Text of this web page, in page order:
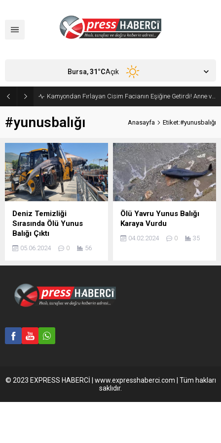
Kamyondan Fırlayan Cisim Facianın Eşiğine Getirdi! Anne ve Bebeği Son Anda Kurtuldu
Bursa,31°CAçık
#yunusbalığı Anasayfa Etiket:#yunusbalığı
Deniz Temizliği
Sırasında Ölü Yunus
Balığı Çıktı
05.06.2024 0 56
Ölü Yavru Yunus Balığı
Karaya Vurdu
04.02.2024 0 35
© 2023 EXPRESS HABERCİ | www.expresshaberci.com | Tüm hakları
saklıdır.